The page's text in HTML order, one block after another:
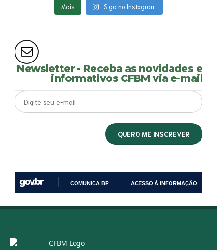
Mais Siga no Instagram
Newsletter - Receba as novidades e
informativos CFBM via e-mail
COMUNICA BR ACESSO À INFORMAÇÃO